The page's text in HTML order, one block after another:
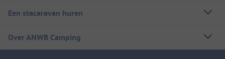
Een stacaravan huren
Over ANWB Camping